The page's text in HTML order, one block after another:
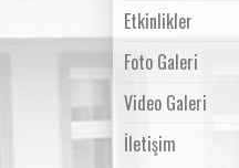
Etkinlikler
Foto Galeri
Video Galeri
İletişim